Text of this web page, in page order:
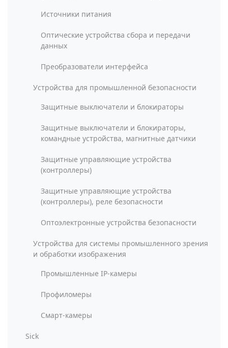
Источники питания
Оптические устройства сбора и передачи
данных
Преобразователи интерфейса
Устройства для промышленной безопасности
Защитные выключатели и блокираторы
Защитные выключатели и блокираторы,
командные устройства, магнитные датчики
Защитные управляющие устройства
(контроллеры)
Защитные управляющие устройства
(контроллеры), реле безопасности
Оптоэлектронные устройства безопасности
Устройства для системы промышленного зрения
и обработки изображения
Промышленные IP-камеры
Профиломеры
Смарт-камеры
Sick